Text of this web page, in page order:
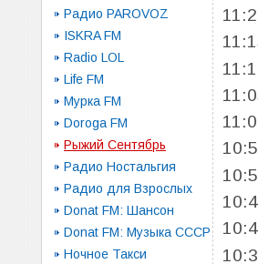
Радио PAROVOZ
ISKRA FM
Radio LOL
Life FM
Мурка FM
Doroga FM
Рыжий Сентябрь
Радио Ностальгия
Радио для Взрослых
Donat FM: Шансон
Donat FM: Музыка СССР
Ночное Такси